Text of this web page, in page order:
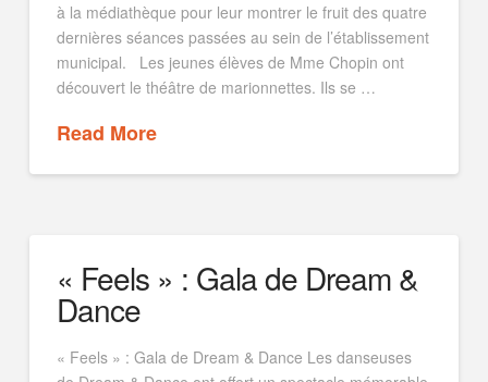
à la médiathèque pour leur montrer le fruit des quatre
dernières séances passées au sein de l’établissement
municipal. Les jeunes élèves de Mme Chopin ont
découvert le théâtre de marionnettes. Ils se …
Read More
« Feels » : Gala de Dream &
Dance
« Feels » : Gala de Dream & Dance Les danseuses